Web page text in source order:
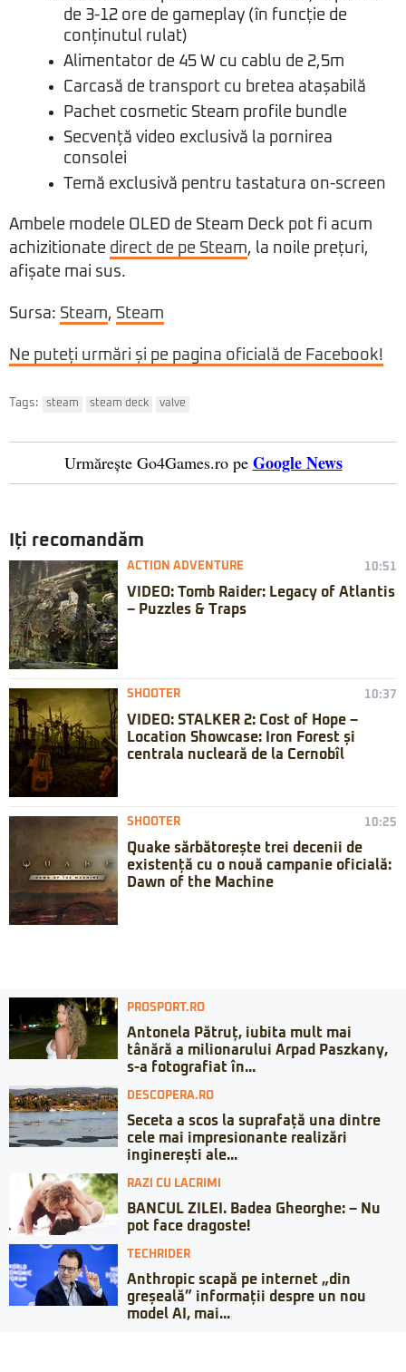
de 3-12 ore de gameplay (în funcție de
conținutul rulat)
Alimentator de 45 W cu cablu de 2,5m
Carcasă de transport cu bretea atașabilă
Pachet cosmetic Steam profile bundle
Secvență video exclusivă la pornirea
consolei
Temă exclusivă pentru tastatura on-screen
Ambele modele OLED de Steam Deck pot fi acum
achizitionate direct de pe Steam, la noile prețuri,
afișate mai sus.
Sursa: Steam, Steam
Ne puteți urmări și pe pagina oficială de Facebook!
Tags: steam steam deck valve
Urmărește Go4Games.ro pe Google News
Iți recomandăm
ACTION ADVENTURE 10:51
VIDEO: Tomb Raider: Legacy of Atlantis
– Puzzles & Traps
SHOOTER 10:37
VIDEO: STALKER 2: Cost of Hope –
Location Showcase: Iron Forest și
centrala nucleară de la Cernobîl
SHOOTER 10:25
Quake sărbătorește trei decenii de
existență cu o nouă campanie oficială:
Dawn of the Machine
PROSPORT.RO
Antonela Pătruț, iubita mult mai
tânără a milionarului Arpad Paszkany,
s-a fotografiat în...
DESCOPERA.RO
Seceta a scos la suprafață una dintre
cele mai impresionante realizări
inginerești ale...
RAZI CU LACRIMI
BANCUL ZILEI. Badea Gheorghe: – Nu
pot face dragoste!
TECHRIDER
Anthropic scapă pe internet „din
greșeală” informații despre un nou
model AI, mai...